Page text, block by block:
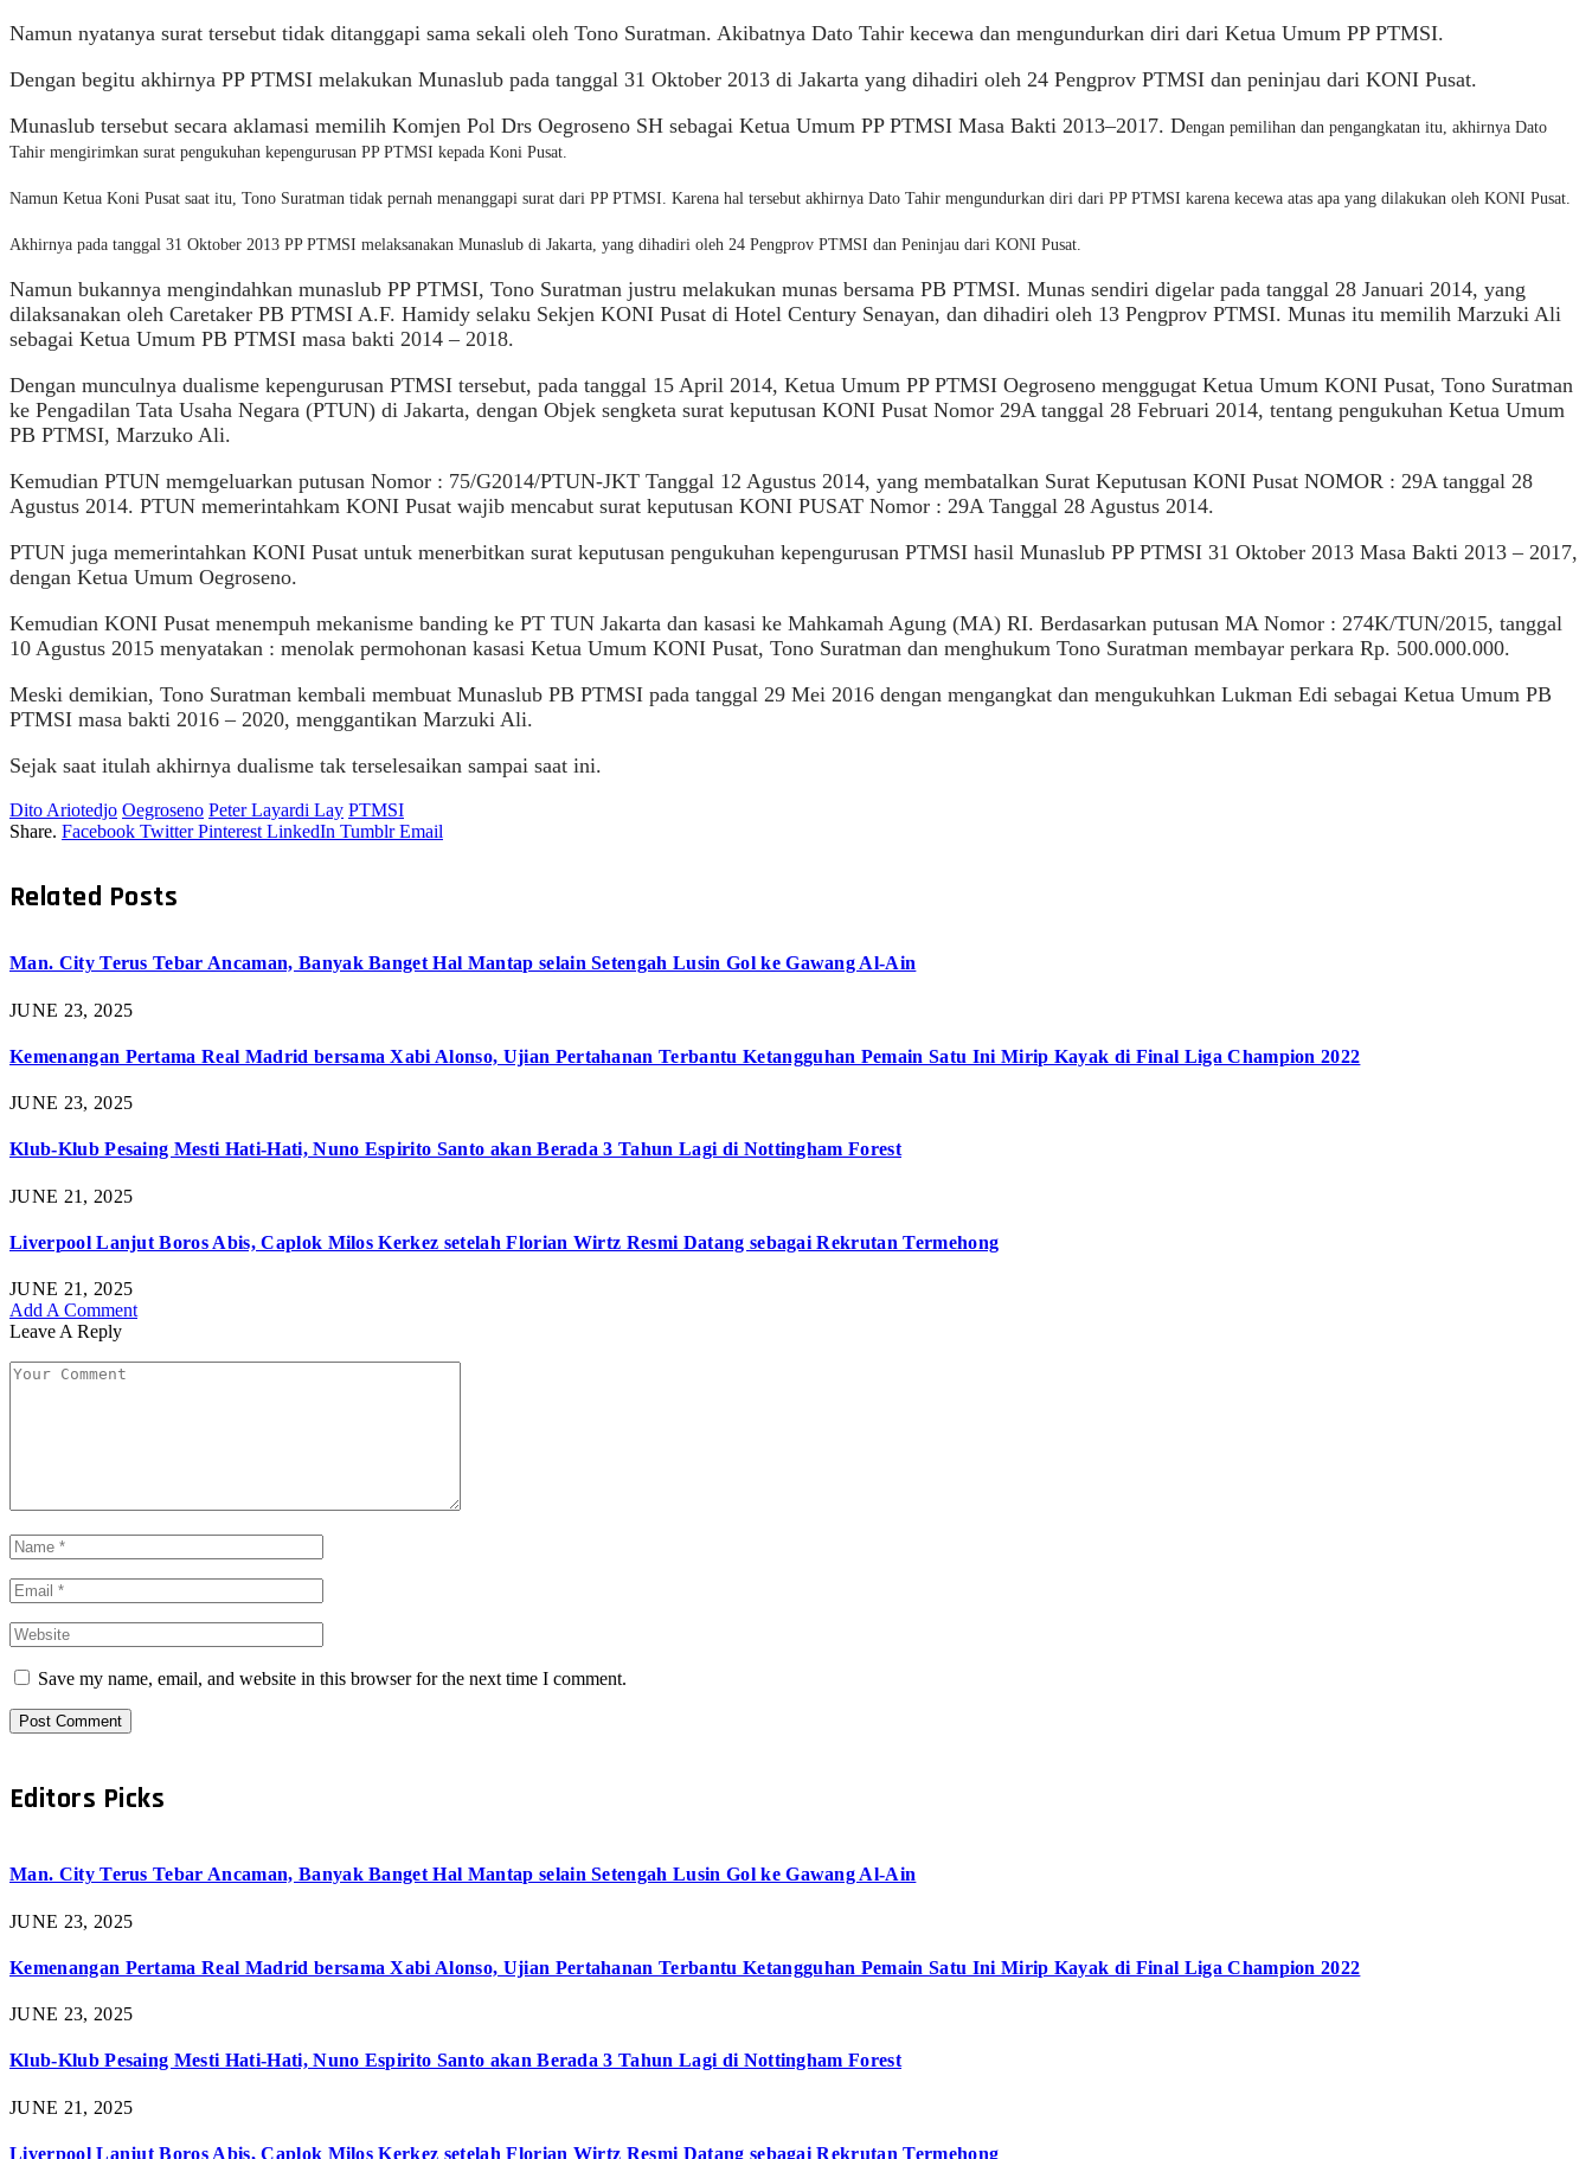
Namun nyatanya surat tersebut tidak ditanggapi sama sekali oleh Tono Suratman. Akibatnya Dato Tahir kecewa dan mengundurkan diri dari Ketua Umum PP PTMSI.
Dengan begitu akhirnya PP PTMSI melakukan Munaslub pada tanggal 31 Oktober 2013 di Jakarta yang dihadiri oleh 24 Pengprov PTMSI dan peninjau dari KONI Pusat.
Munaslub tersebut secara aklamasi memilih Komjen Pol Drs Oegroseno SH sebagai Ketua Umum PP PTMSI Masa Bakti 2013–2017. Dengan pemilihan dan pengangkatan itu, akhirnya Dato
Tahir mengirimkan surat pengukuhan kepengurusan PP PTMSI kepada Koni Pusat.
Namun Ketua Koni Pusat saat itu, Tono Suratman tidak pernah menanggapi surat dari PP PTMSI. Karena hal tersebut akhirnya Dato Tahir mengundurkan diri dari PP PTMSI karena kecewa atas apa yang dilakukan oleh KONI Pusat.
Akhirnya pada tanggal 31 Oktober 2013 PP PTMSI melaksanakan Munaslub di Jakarta, yang dihadiri oleh 24 Pengprov PTMSI dan Peninjau dari KONI Pusat.
Namun bukannya mengindahkan munaslub PP PTMSI, Tono Suratman justru melakukan munas bersama PB PTMSI. Munas sendiri digelar pada tanggal 28 Januari 2014, yang
dilaksanakan oleh Caretaker PB PTMSI A.F. Hamidy selaku Sekjen KONI Pusat di Hotel Century Senayan, dan dihadiri oleh 13 Pengprov PTMSI. Munas itu memilih Marzuki Ali
sebagai Ketua Umum PB PTMSI masa bakti 2014 – 2018.
Dengan munculnya dualisme kepengurusan PTMSI tersebut, pada tanggal 15 April 2014, Ketua Umum PP PTMSI Oegroseno menggugat Ketua Umum KONI Pusat, Tono Suratman
ke Pengadilan Tata Usaha Negara (PTUN) di Jakarta, dengan Objek sengketa surat keputusan KONI Pusat Nomor 29A tanggal 28 Februari 2014, tentang pengukuhan Ketua Umum
PB PTMSI, Marzuko Ali.
Kemudian PTUN memgeluarkan putusan Nomor : 75/G2014/PTUN-JKT Tanggal 12 Agustus 2014, yang membatalkan Surat Keputusan KONI Pusat NOMOR : 29A tanggal 28
Agustus 2014. PTUN memerintahkam KONI Pusat wajib mencabut surat keputusan KONI PUSAT Nomor : 29A Tanggal 28 Agustus 2014.
PTUN juga memerintahkan KONI Pusat untuk menerbitkan surat keputusan pengukuhan kepengurusan PTMSI hasil Munaslub PP PTMSI 31 Oktober 2013 Masa Bakti 2013 – 2017,
dengan Ketua Umum Oegroseno.
Kemudian KONI Pusat menempuh mekanisme banding ke PT TUN Jakarta dan kasasi ke Mahkamah Agung (MA) RI. Berdasarkan putusan MA Nomor : 274K/TUN/2015, tanggal
10 Agustus 2015 menyatakan : menolak permohonan kasasi Ketua Umum KONI Pusat, Tono Suratman dan menghukum Tono Suratman membayar perkara Rp. 500.000.000.
Meski demikian, Tono Suratman kembali membuat Munaslub PB PTMSI pada tanggal 29 Mei 2016 dengan mengangkat dan mengukuhkan Lukman Edi sebagai Ketua Umum PB
PTMSI masa bakti 2016 – 2020, menggantikan Marzuki Ali.
Sejak saat itulah akhirnya dualisme tak terselesaikan sampai saat ini.
Dito Ariotedjo Oegroseno Peter Layardi Lay PTMSI
Share. Facebook Twitter Pinterest LinkedIn Tumblr Email
Related Posts
Man. City Terus Tebar Ancaman, Banyak Banget Hal Mantap selain Setengah Lusin Gol ke Gawang Al-Ain
JUNE 23, 2025
Kemenangan Pertama Real Madrid bersama Xabi Alonso, Ujian Pertahanan Terbantu Ketangguhan Pemain Satu Ini Mirip Kayak di Final Liga Champion 2022
JUNE 23, 2025
Klub-Klub Pesaing Mesti Hati-Hati, Nuno Espirito Santo akan Berada 3 Tahun Lagi di Nottingham Forest
JUNE 21, 2025
Liverpool Lanjut Boros Abis, Caplok Milos Kerkez setelah Florian Wirtz Resmi Datang sebagai Rekrutan Termehong
JUNE 21, 2025
Add A Comment
Leave A Reply
Save my name, email, and website in this browser for the next time I comment.
Editors Picks
Man. City Terus Tebar Ancaman, Banyak Banget Hal Mantap selain Setengah Lusin Gol ke Gawang Al-Ain
JUNE 23, 2025
Kemenangan Pertama Real Madrid bersama Xabi Alonso, Ujian Pertahanan Terbantu Ketangguhan Pemain Satu Ini Mirip Kayak di Final Liga Champion 2022
JUNE 23, 2025
Klub-Klub Pesaing Mesti Hati-Hati, Nuno Espirito Santo akan Berada 3 Tahun Lagi di Nottingham Forest
JUNE 21, 2025
Liverpool Lanjut Boros Abis, Caplok Milos Kerkez setelah Florian Wirtz Resmi Datang sebagai Rekrutan Termehong